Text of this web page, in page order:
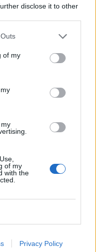
disclose it to other
of my
of my
with the
Privacy Policy
stora grabbar
o bra att göra i
någon god pasta